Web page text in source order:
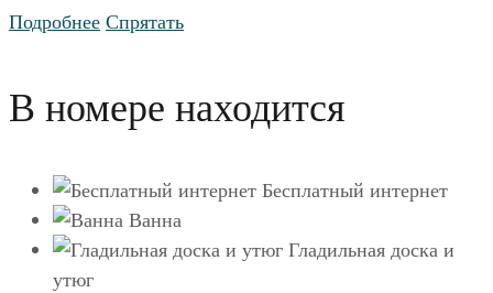
Подробнее Спрятать
В номере находится
Бесплатный интернет
Ванна
Гладильная доска и
утюг